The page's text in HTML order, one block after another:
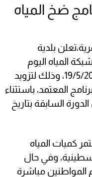
ضخ المياه
بلدية
المياه اليوم
الإثنين وغداً الثلاثاء الموافق 18-19/5/2026، وذلك لتزويد
المعتمد، باستثناء
الدورة السابقة بتاريخ
كميات المياه
وفي حال
المواطنين مباشرة